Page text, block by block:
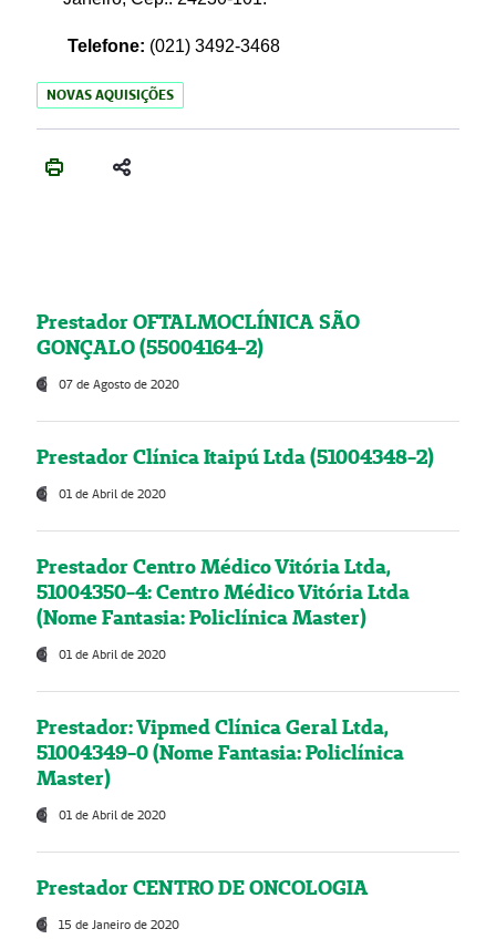
Telefone: (021) 3492-3468
NOVAS AQUISIÇÕES
Prestador OFTALMOCLÍNICA SÃO
GONÇALO (55004164-2)
07 de Agosto de 2020
Prestador Clínica Itaipú Ltda (51004348-2)
01 de Abril de 2020
Prestador Centro Médico Vitória Ltda,
51004350-4: Centro Médico Vitória Ltda
(Nome Fantasia: Policlínica Master)
01 de Abril de 2020
Prestador: Vipmed Clínica Geral Ltda,
51004349-0 (Nome Fantasia: Policlínica
Master)
01 de Abril de 2020
Prestador CENTRO DE ONCOLOGIA
15 de Janeiro de 2020